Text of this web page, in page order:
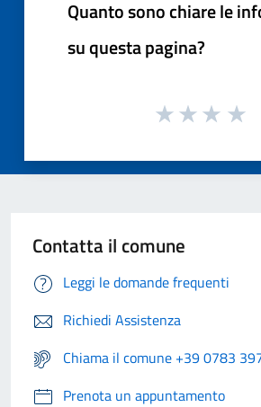
Quanto sono chiare le
su questa pagina?
Contatta il comune
Leggi le domande frequenti
Richiedi Assistenza
Chiama il comune +39 0783
Prenota un appuntamento